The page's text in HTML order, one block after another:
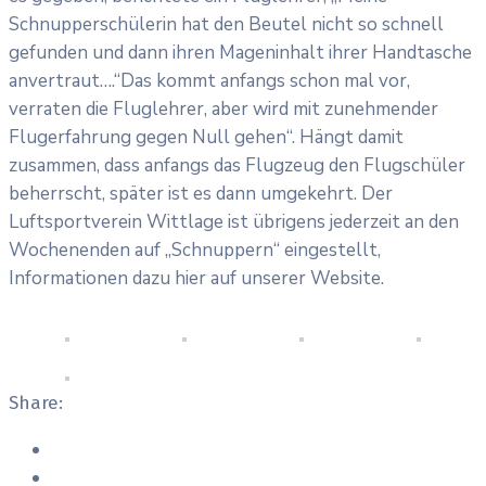
Schnupperschülerin hat den Beutel nicht so schnell
gefunden und dann ihren Mageninhalt ihrer Handtasche
anvertraut….“Das kommt anfangs schon mal vor,
verraten die Fluglehrer, aber wird mit zunehmender
Flugerfahrung gegen Null gehen“. Hängt damit
zusammen, dass anfangs das Flugzeug den Flugschüler
beherrscht, später ist es dann umgekehrt. Der
Luftsportverein Wittlage ist übrigens jederzeit an den
Wochenenden auf „Schnuppern“ eingestellt,
Informationen dazu hier auf unserer Website.
Share: